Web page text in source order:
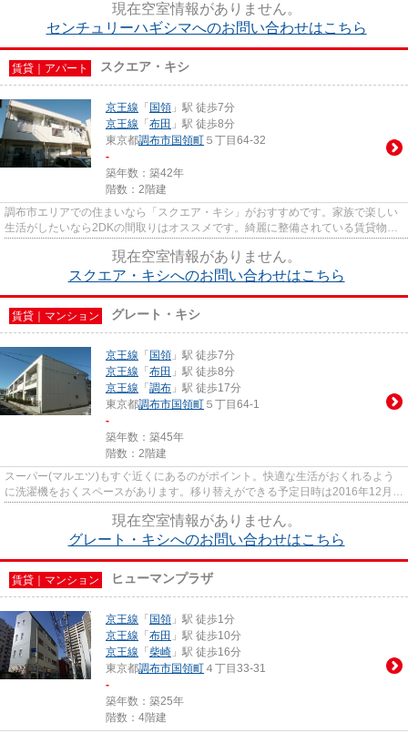
現在空室情報がありません。
センチュリーハギシマへのお問い合わせはこちら
賃貸｜アパート スクエア・キシ
京王線 「 国領 」駅 徒歩7分
京王線 「 布田 」駅 徒歩8分
東京都調布市国領町 ５丁目64-32
-
築年数：築42年
階数：2階建
調布市エリアでの住まいなら「スクエア・キシ」がおすすめです。家族で楽しい
生活がしたいなら2DKの間取りはオススメです。綺麗に整備されている賃貸物件
現在空室情報がありません。
スクエア・キシへのお問い合わせはこちら
賃貸｜マンション グレート・キシ
京王線 「 国領 」駅 徒歩7分
京王線 「 布田 」駅 徒歩8分
京王線 「 調布 」駅 徒歩17分
東京都調布市国領町 ５丁目64-1
-
築年数：築45年
階数：2階建
スーパー(マルエツ)もすぐ近くにあるのがポイント。快適な生活がおくれるよう
に洗濯機をおくスペースがあります。移り替えができる予定日時は2016年12月で
現在空室情報がありません。
グレート・キシへのお問い合わせはこちら
賃貸｜マンション ヒューマンプラザ
京王線 「 国領 」駅 徒歩1分
京王線 「 布田 」駅 徒歩10分
京王線 「 柴崎 」駅 徒歩16分
東京都調布市国領町 ４丁目33-31
-
築年数：築25年
階数：4階建